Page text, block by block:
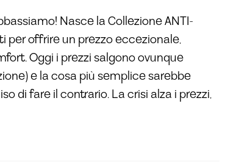
Nasce la Collezione ANTI-
per offrire un prezzo eccezionale,
Oggi i prezzi salgono ovunque
e la cosa più semplice sarebbe
di fare il contrario. La crisi alza i prezzi,